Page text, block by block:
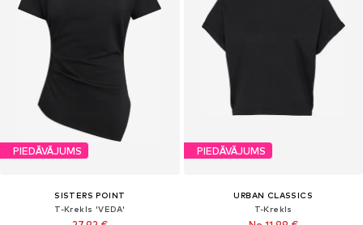
PIEDĀVĀJUMS
SISTERS POINT
T-Krekls 'VEDA'
PIEDĀVĀJUMS
URBAN CLASSICS
T-Krekls